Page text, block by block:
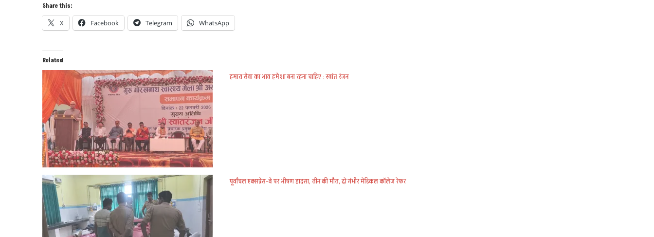
Share this:
X Facebook Telegram WhatsApp
Related
हमारा सेवा का भाव हमेशा बना रहना चाहिए : स्वांत रंजन
पूर्वांचल एक्सप्रेस-वे पर भीषण हादसा, तीन की मौत, दो गंभीर मेडिकल कॉलेज रेफर